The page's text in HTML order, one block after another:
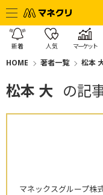
新着 人気 マーケット
HOME 著者一覧 松本
松本 大 の記
マネックスグループ株